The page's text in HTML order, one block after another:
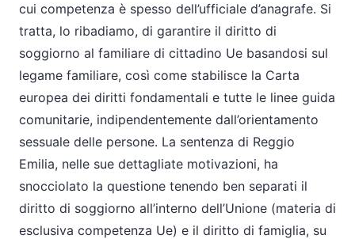
cui competenza è spesso dell’ufficiale d’anagrafe. Si
tratta, lo ribadiamo, di garantire il diritto di
soggiorno al familiare di cittadino Ue basandosi sul
legame familiare, così come stabilisce la Carta
europea dei diritti fondamentali e tutte le linee guida
comunitarie, indipendentemente dall’orientamento
sessuale delle persone. La sentenza di Reggio
Emilia, nelle sue dettagliate motivazioni, ha
snocciolato la questione tenendo ben separati il
diritto di soggiorno all’interno dell’Unione (materia di
esclusiva competenza Ue) e il diritto di famiglia, su